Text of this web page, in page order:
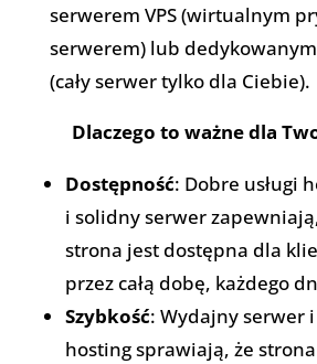
serwerem VPS (wirtualnym
serwerem) lub
(cały serwer tylko dla Ciebie).
Dlaczego to ważne dla
Dostępność: Dobre usługi
i solidny serwer
strona jest dostępna dla
przez całą dobę, każdego
Szybkość: Wydajny serwer
hosting sprawiają, że